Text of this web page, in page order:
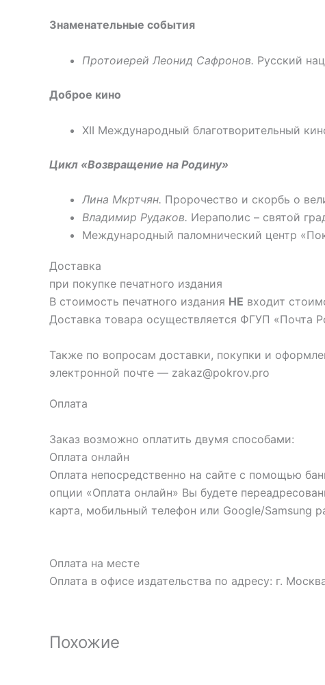
Знаменательные события
Протоиерей Леонид Сафронов. Русский
Доброе кино
XII Международный благотворительный
Цикл «Возвращение на Родину»
Лина Мкртчян. Пророчество и скорбь о
Владимир Рудаков. Иераполис – святой
Международный паломнический центр
Доставка
при покупке печатного издания
В стоимость печатного издания НЕ входит
Доставка товара осуществляется ФГУП «Почта
Также по вопросам доставки, покупки и
электронной почте — zakaz@pokrov.pro
Оплата
Заказ возможно оплатить двумя способами:
Оплата онлайн
Оплата непосредственно на сайте с помощью
опции «Оплата онлайн» Вы будете
карта, мобильный телефон или Google/Samsung
Оплата на месте
Оплата в офисе издательства по адресу: г.
Похожие